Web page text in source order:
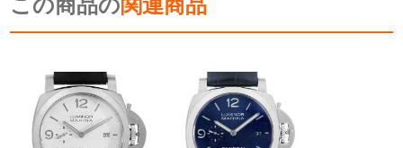
この商品の関連商品
の掲載を控えております。
※当店では店頭販売も行っております為、サイトでのご注文と店頭処理との時
間差で在庫切れになる場合がございます。
予めご了承くださいませ。
また、ご来店にてご購入を希望される場合にも、事前に在庫の確認をお電話か
メールにてお問い合わせいただけますようお願いいたします。